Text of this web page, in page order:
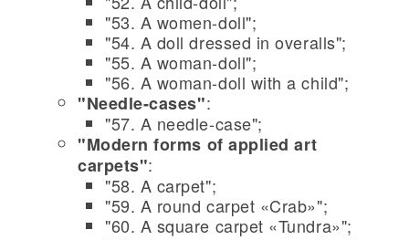
"53. A women-doll";
"54. A doll dressed in overalls";
"55. A woman-doll";
"56. A woman-doll with a child";
"Needle-cases":
"57. A needle-case";
"Modern forms of applied art
carpets":
"58. A carpet";
"59. A round carpet «Crab»";
"60. A square carpet «Tundra»";